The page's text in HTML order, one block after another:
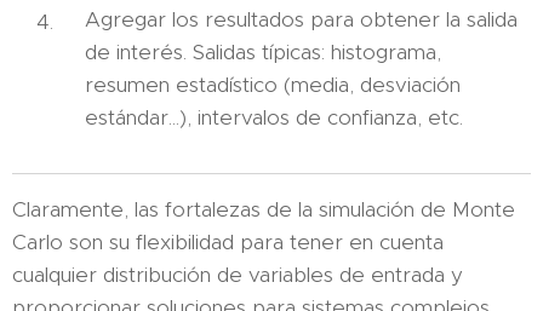
Agregar los resultados para obtener la salida
de interés. Salidas típicas: histograma,
resumen estadístico (media, desviación
estándar...), intervalos de confianza, etc.
Claramente, las fortalezas de la simulación de Monte
Carlo son su flexibilidad para tener en cuenta
cualquier distribución de variables de entrada y